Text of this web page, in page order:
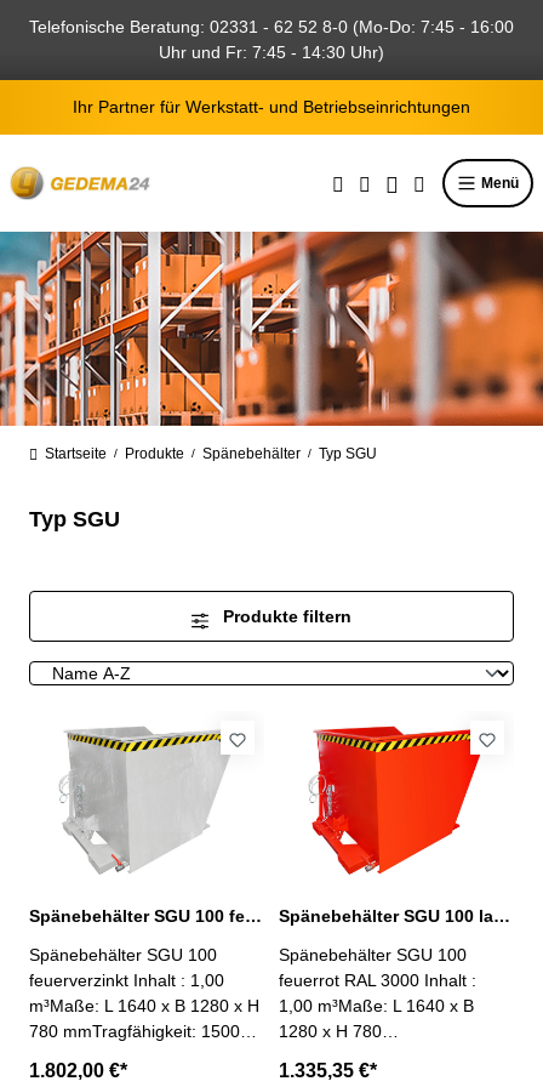
springen
Telefonische Beratung: 02331 - 62 52 8-0 (Mo-Do: 7:45 - 16:00
Uhr und Fr: 7:45 - 14:30 Uhr)
Ihr Partner für Werkstatt- und Betriebseinrichtungen
Menü
Startseite / Produkte / Spänebehälter / Typ SGU
Typ SGU
Produkte filtern
Spänebehälter SGU 100 feuerverzinkt
Spänebehälter SGU 100
feuerverzinkt Inhalt : 1,00
m³Maße: L 1640 x B 1280 x H
780 mmTragfähigkeit: 1500
Geschraubtes Lochblech 100
1.802,00 €*
Spänebehälter SGU 100 lackiert feuerrot RAL 3000
Spänebehälter SGU 100
feuerrot RAL 3000 Inhalt :
1,00 m³Maße: L 1640 x B
1280 x H 780
kgGewicht lackiert : 220 kg
1.335,35 €*